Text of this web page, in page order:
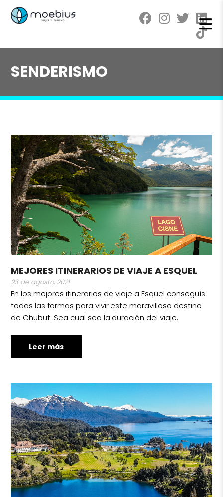
SENDERISMO
MEJORES ITINERARIOS DE VIAJE A ESQUEL
23 de agosto, 2021
En los mejores itinerarios de viaje a Esquel conseguís
todas las formas para vivir este maravilloso destino
de Chubut. Sea cual sea la duración del viaje.
Leer más